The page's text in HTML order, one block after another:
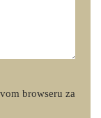
browseru za